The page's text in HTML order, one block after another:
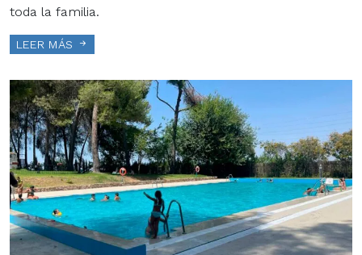
toda la familia.
LEER MÁS